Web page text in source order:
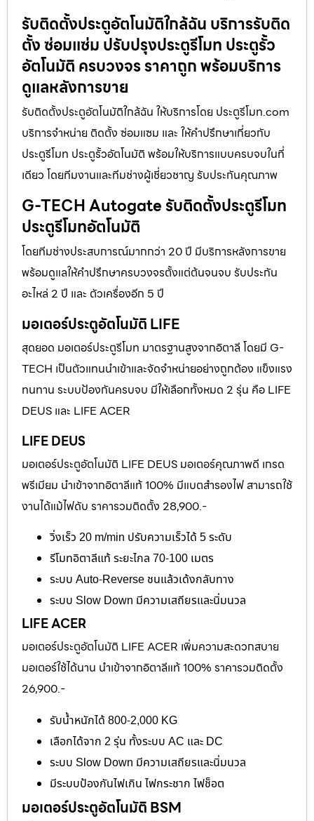
รับติดตั้งประตูอัตโนมัติใกล้ฉัน บริการรับติด
ตั้ง ซ่อมแซ่ม ปรับปรุงประตูรีโมท ประตูรั้ว
อัตโนมัติ ครบวงจร ราคาถูก พร้อมบริการ
ดูแลหลังการขาย
รับติดตั้งประตูอัตโนมัติใกล้ฉัน ให้บริการโดย ประตูรีโมท.com
บริการจำหน่าย ติดตั้ง ซ่อมแซม และ ให้คำปรึกษาเกี่ยวกับ
ประตูรีโมท ประตูรั้วอัตโนมัติ พร้อมให้บริการแบบครบจบในที่
เดียว โดยทีมงานและทีมช่างผู้เชี่ยวชาญ รับประกันคุณภาพ
G-TECH Autogate รับติดตั้งประตูรีโมท
ประตูรีโมทอัตโนมัติ
โดยทีมช่างประสบการณ์มากกว่า 20 ปี มีบริการหลังการขาย
พร้อมดูแลให้คำปรึกษาครบวงจรตั้งแต่ต้นจนจบ รับประกัน
อะไหล่ 2 ปี และ ตัวเครื่องอีก 5 ปี
มอเตอร์ประตูอัตโนมัติ LIFE
สุดยอด มอเตอร์ประตูรีโมท มาตรฐานสูงจากอิตาลี โดยมี G-
TECH เป็นตัวแทนนำเข้าและจัดจำหน่ายอย่างถูกต้อง แข็งแรง
ทนทาน ระบบป้องกันครบจบ มีให้เลือกทั้งหมด 2 รุ่น คือ LIFE
DEUS และ LIFE ACER
LIFE DEUS
มอเตอร์ประตูอัตโนมัติ LIFE DEUS มอเตอร์คุณภาพดี เกรด
พรีเมียม นำเข้าจากอิตาลีแท้ 100% มีแบตสำรองไฟ สามารถใช้
งานได้แม้ไฟดับ ราคารวมติดตั้ง 28,900.-
วิ่งเร็ว 20 m/min ปรับความเร็วได้ 5 ระดับ
รีโมทอิตาลีแท้ ระยะไกล 70-100 เมตร
ระบบ Auto-Reverse ชนแล้วเด้งกลับทาง
ระบบ Slow Down มีความเสถียรและนิ่มนวล
LIFE ACER
มอเตอร์ประตูอัตโนมัติ LIFE ACER เพิ่มความสะดวกสบาย
มอเตอร์ใช้ได้นาน นำเข้าจากอิตาลีแท้ 100% ราคารวมติดตั้ง
26,900.-
รับน้ำหนักได้ 800-2,000 KG
เลือกได้จาก 2 รุ่น ทั้งระบบ AC และ DC
ระบบ Slow Down มีความเสถียรและนิ่มนวล
มีระบบป้องกันไฟเกิน ไฟกระชาก ไฟช็อต
มอเตอร์ประตูอัตโนมัติ BSM